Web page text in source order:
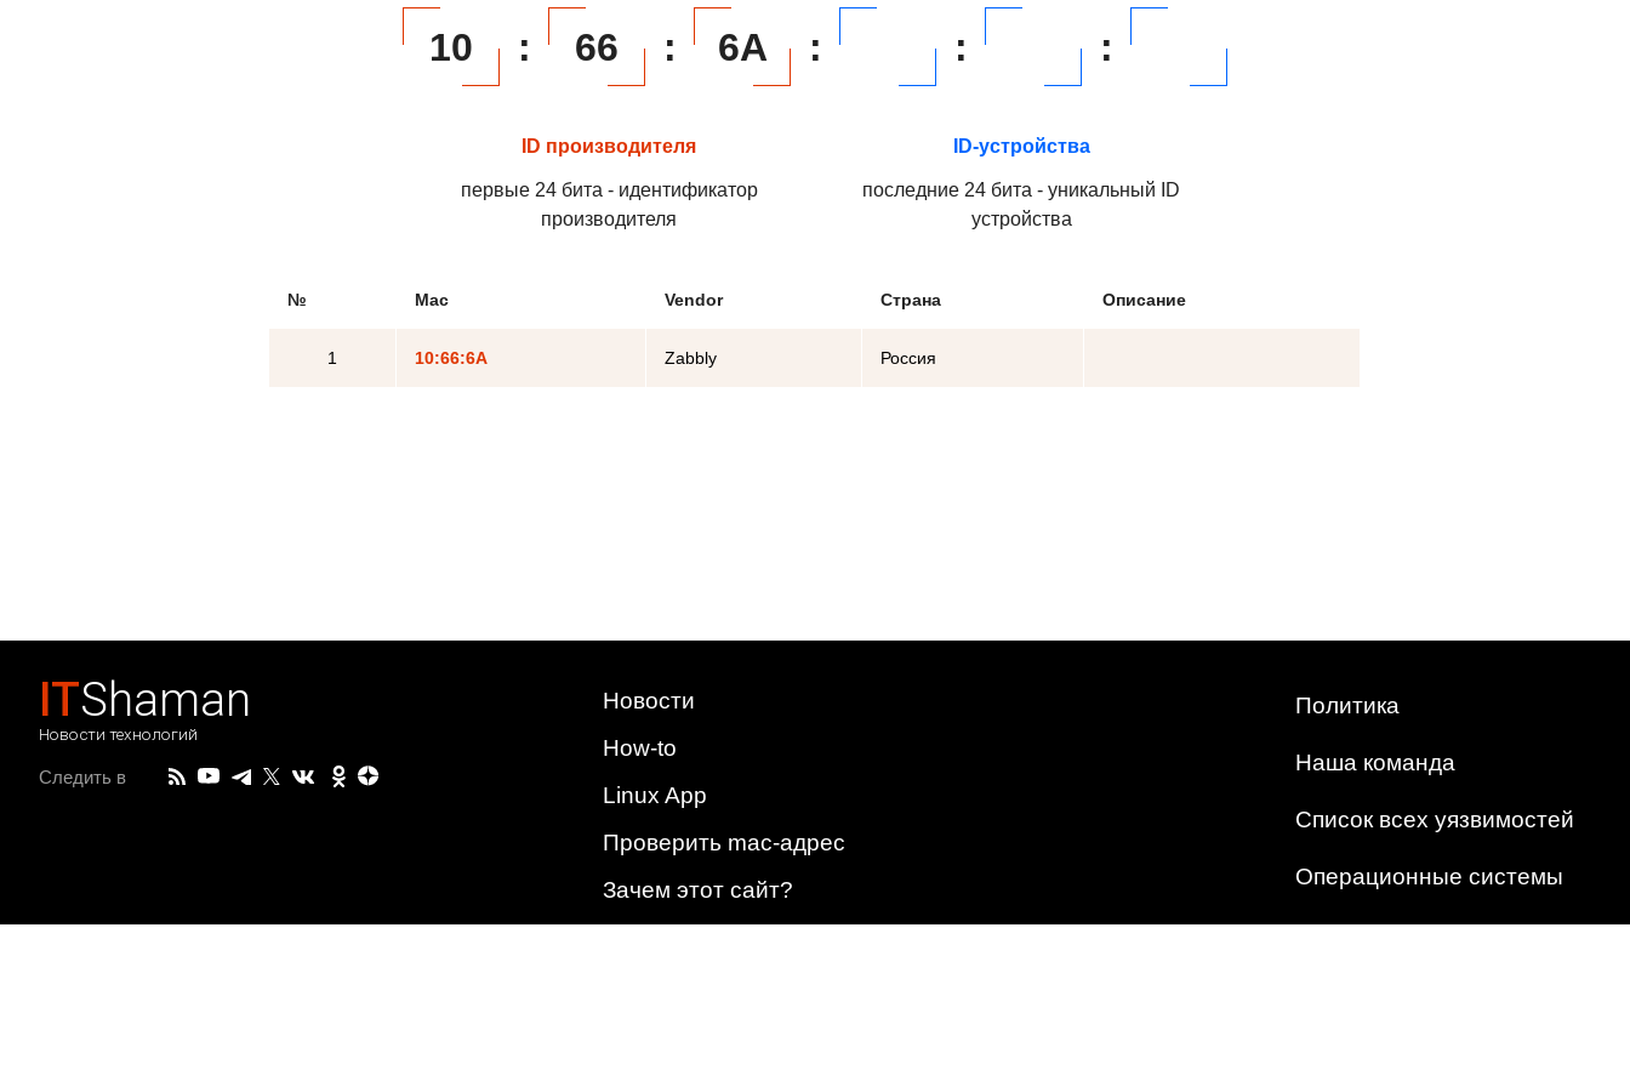
10 : 66 : 6A : : :
ID производителя
первые 24 бита - идентификатор
производителя
ID-устройства
последние 24 бита - уникальный ID
устройства
№ Mac Vendor Страна Описание
1 10:66:6A Zabbly Россия
ITShaman
Новости технологий
Следить в
Новости
How-to
Linux App
Проверить mac-адрес
Зачем этот сайт?
Политика
Наша команда
Список всех уязвимостей
Операционные системы